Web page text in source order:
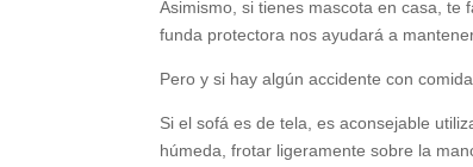
Asimismo, si tienes mascota en casa,
funda protectora nos ayudará a
Pero y si hay algún accidente con
Si el sofá es de tela, es aconsejable
húmeda, frotar ligeramente sobre la